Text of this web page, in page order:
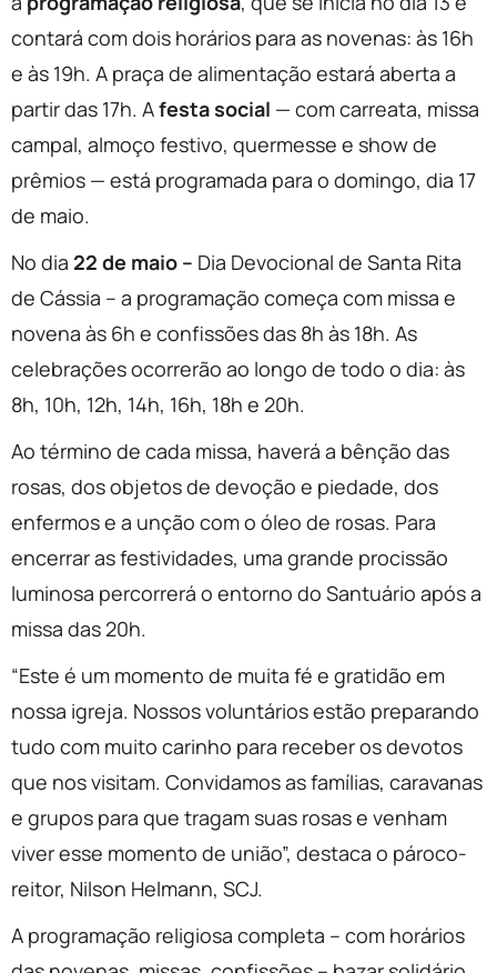
contará com dois horários para as novenas: às 16h
e às 19h. A praça de alimentação estará aberta a
partir das 17h. Afesta social — com carreata, missa
campal, almoço festivo, quermesse e show de
prêmios — está programada para o domingo, dia 17
de maio.
No dia 22 de maio – Dia Devocional de Santa Rita
de Cássia – a programação começa com missa e
novena às 6h e confissões das 8h às 18h. As
celebrações ocorrerão ao longo de todo o dia: às
8h, 10h, 12h, 14h, 16h, 18h e 20h.
Ao término de cada missa, haverá a bênção das
rosas, dos objetos de devoção e piedade, dos
enfermos e a unção com o óleo de rosas. Para
encerrar as festividades, uma grande procissão
luminosa percorrerá o entorno do Santuário após a
missa das 20h.
“Este é um momento de muita fé e gratidão em
nossa igreja. Nossos voluntários estão preparando
tudo com muito carinho para receber os devotos
que nos visitam. Convidamos as famílias, caravanas
e grupos para que tragam suas rosas e venham
viver esse momento de união”, destaca o pároco-
reitor, Nilson Helmann, SCJ.
A programação religiosa completa – com horários